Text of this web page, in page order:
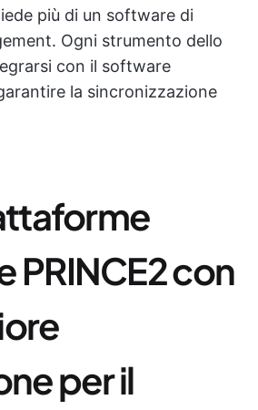
più di un software di
Ogni strumento dello
con il software
la sincronizzazione
PRINCE2 con
per il